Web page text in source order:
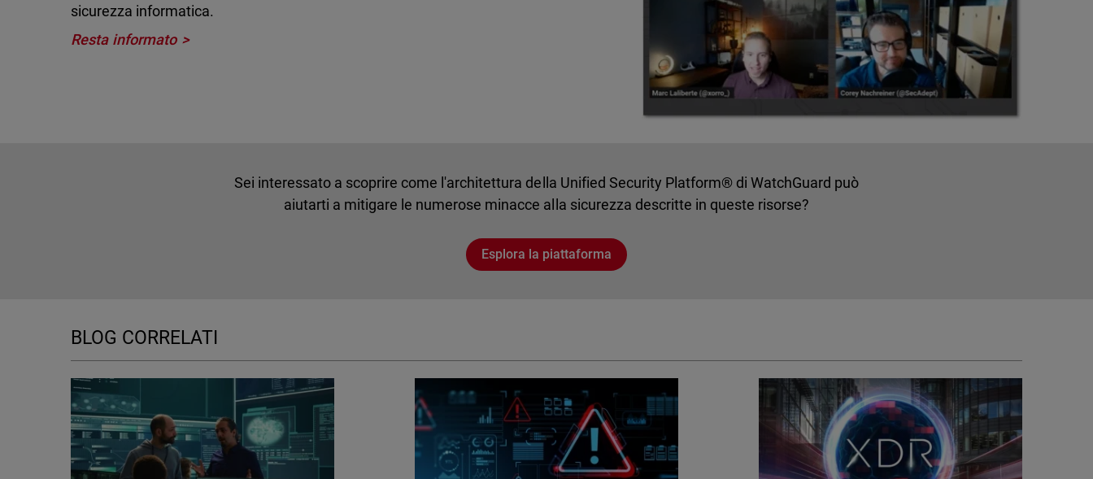
sicurezza informatica.
Resta informato
Sei interessato a scoprire come l'architettura della Unified Security Platform® di WatchGuard può
aiutarti a mitigare le numerose minacce alla sicurezza descritte in queste risorse?
Esplora la piattaforma
BLOG CORRELATI